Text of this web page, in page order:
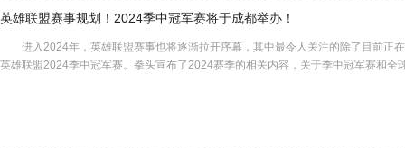
英雄联盟赛事规划！2024季中冠军赛将于成都举办！
进入2024年，英雄联盟赛事也将逐渐拉开序幕，其中最令人关注的除了目前正
英雄联盟2024季中冠军赛。拳头宣布了2024赛季的相关内容，关于季中冠军赛和全